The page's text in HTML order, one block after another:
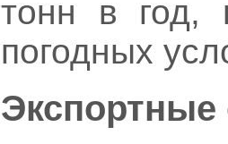
тонн в год,
погодных
Экспортные